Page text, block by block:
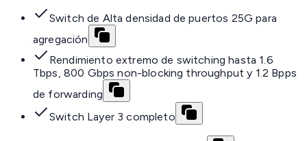
Switch de Alta densidad de puertos 25G para
agregación
Rendimiento extremo de switching hasta 1.6
Tbps, 800 Gbps non-blocking throughput y 1.2 Bpps
de forwarding
Switch Layer 3 completo